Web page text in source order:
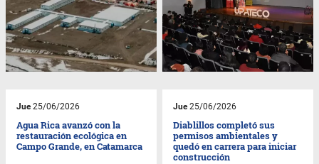
Jue25/06/2026
Agua Rica avanzó con la
restauración ecológica en
Campo Grande, en Catamarca
Jue25/06/2026
Diablillos completó sus
permisos ambientales y
quedó en carrera para iniciar
construcción